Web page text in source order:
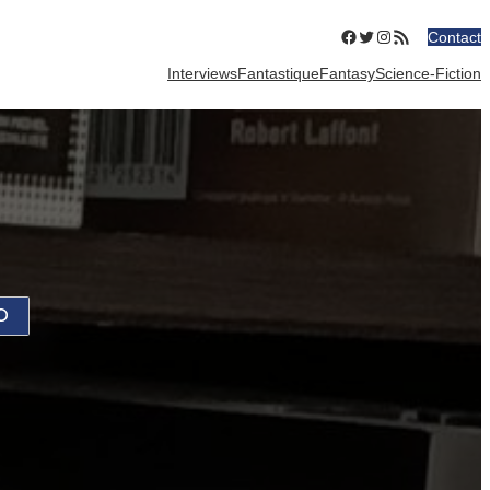
Facebook
Twitter
Instagram
Flux RSSContact
InterviewsFantastiqueFantasyScience-Fiction